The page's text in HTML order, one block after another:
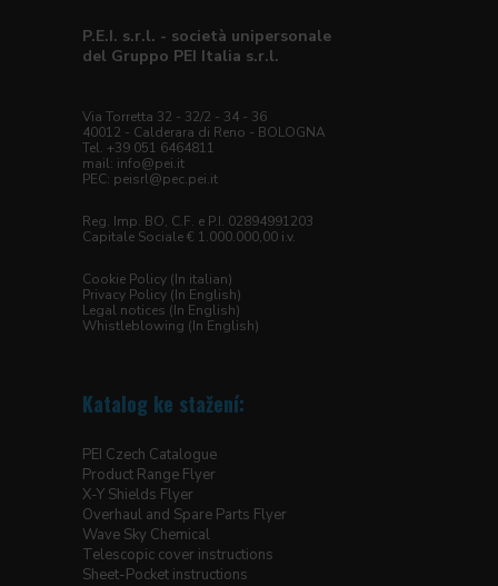
P.E.I. s.r.l. - società unipersonale
del Gruppo PEI Italia s.r.l.
Via Torretta 32 - 32/2 - 34 - 36
40012 - Calderara di Reno - BOLOGNA
Tel. +39 051 6464811
mail: info@pei.it
PEC: peisrl@pec.pei.it
Reg. Imp. BO, C.F. e P.I. 02894991203
Capitale Sociale € 1.000.000,00 i.v.
Cookie Policy (In italian)
Privacy Policy (In English)
Legal notices (In English)
Whistleblowing (In English)
Katalog ke stažení:
PEI Czech Catalogue
Product Range Flyer
X-Y Shields Flyer
Overhaul and Spare Parts Flyer
Wave Sky Chemical
Telescopic cover instructions
Sheet-Pocket instructions